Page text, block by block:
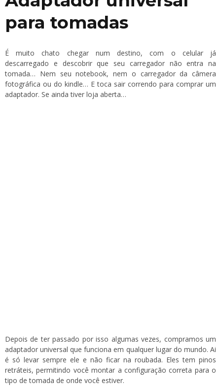
para tomadas
É muito chato chegar num destino, com o celular já
descarregado e descobrir que seu carregador não entra na
tomada… Nem seu notebook, nem o carregador da câmera
fotográfica ou do kindle… E toca sair correndo para comprar um
adaptador. Se ainda tiver loja aberta…
Depois de ter passado por isso algumas vezes, compramos um
adaptador universal que funciona em qualquer lugar do mundo. Ai
é só levar sempre ele e não ficar na roubada. Eles tem pinos
retráteis, permitindo você montar a configuração correta para o
tipo de tomada de onde você estiver.